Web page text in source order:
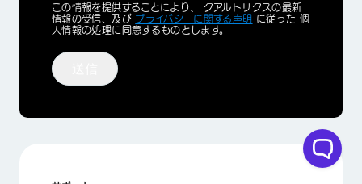
Privacy
Optin
この情報を提供することにより、 クアルトリクスの最新
情報の受信、及び プライバシーに関する声明 に従った 個
人情報の処理に同意するものとします。